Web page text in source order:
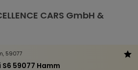
CARS GmbH &
59077
S6 59077 Hamm